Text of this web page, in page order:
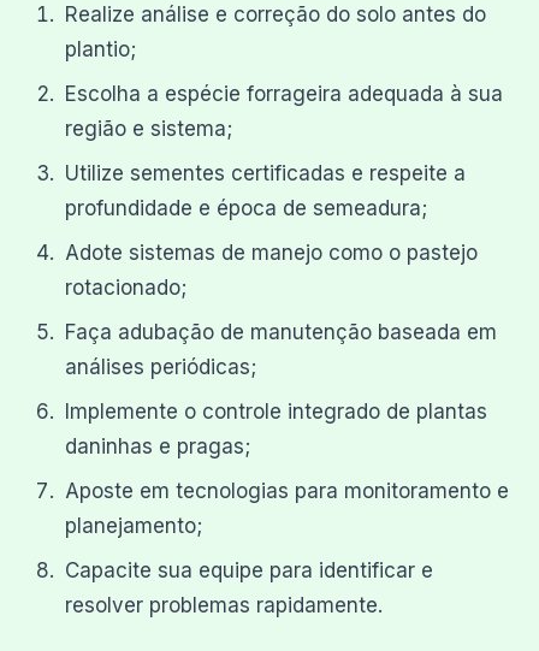
Realize análise e correção do solo antes do
plantio;
Escolha a espécie forrageira adequada à sua
região e sistema;
Utilize sementes certificadas e respeite a
profundidade e época de semeadura;
Adote sistemas de manejo como o pastejo
rotacionado;
Faça adubação de manutenção baseada em
análises periódicas;
Implemente o controle integrado de plantas
daninhas e pragas;
Aposte em tecnologias para monitoramento e
planejamento;
Capacite sua equipe para identificar e
resolver problemas rapidamente.